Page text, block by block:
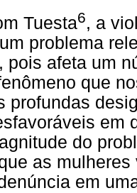
Tuesta6, a
problema
pois afeta um
que
profundas
em
do
as
em